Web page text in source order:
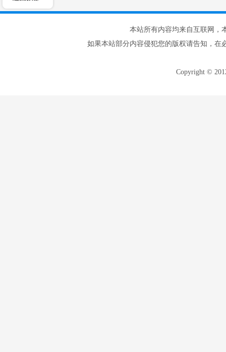
本站所有内容均来自互联网，
如果本站部分内容侵犯您的版权请告知，在
Copyright ©